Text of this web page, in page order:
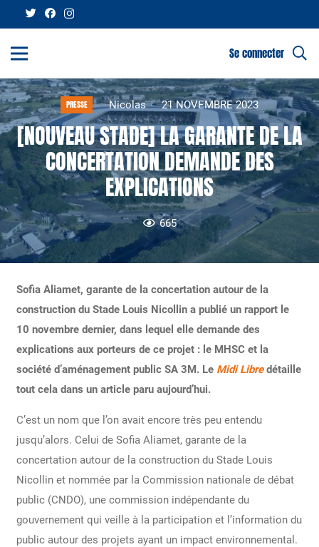
Se connecter
PRESSE Nicolas 21 NOVEMBRE 2023
[NOUVEAU STADE] LA GARANTE DE LA
CONCERTATION DEMANDE DES
EXPLICATIONS
665
Sofia Aliamet, garante de la concertation autour de la
construction du Stade Louis Nicollin a publié un rapport le
10 novembre dernier, dans lequel elle demande des
explications aux porteurs de ce projet : le MHSC et la
société d’aménagement public SA 3M. Le Midi Libredétaille
tout cela dans un article paru aujourd’hui.
C’est un nom que l’on avait encore très peu entendu
jusqu’alors. Celui de Sofia Aliamet, garante de la
concertation autour de la construction du Stade Louis
Nicollin et nommée par la Commission nationale de débat
public (CNDO), une commission indépendante du
gouvernement qui veille à la participation et l’information du
public autour des projets ayant un impact environnemental.